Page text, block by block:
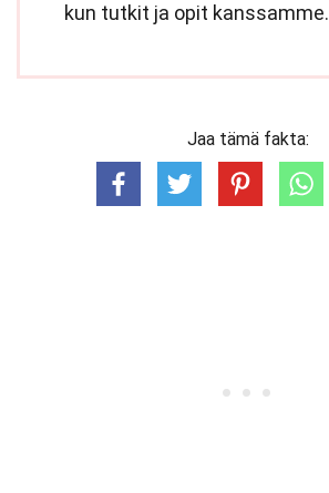
kun tutkit ja opit kanssamme.
Jaa tämä fakta: